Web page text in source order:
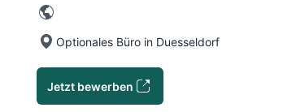
Optionales Büro in Duesseldorf
Jetzt bewerben